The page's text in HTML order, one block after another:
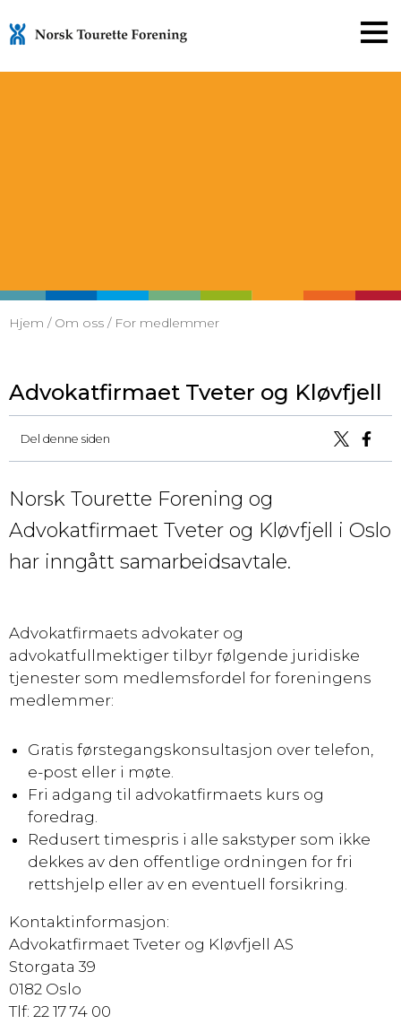
Hjem / Om oss / For medlemmer
Advokatfirmaet Tveter og Kløvfjell
Del denne siden
Norsk Tourette Forening og
Advokatfirmaet Tveter og Kløvfjell i Oslo
har inngått samarbeidsavtale.
Advokatfirmaets advokater og
advokatfullmektiger tilbyr følgende juridiske
tjenester som medlemsfordel for foreningens
medlemmer:
Gratis førstegangskonsultasjon over telefon,
e-post eller i møte.
Fri adgang til advokatfirmaets kurs og
foredrag.
Redusert timespris i alle sakstyper som ikke
dekkes av den offentlige ordningen for fri
rettshjelp eller av en eventuell forsikring.
Kontaktinformasjon:
Advokatfirmaet Tveter og Kløvfjell AS
Storgata 39
0182 Oslo
Tlf: 22 17 74 00